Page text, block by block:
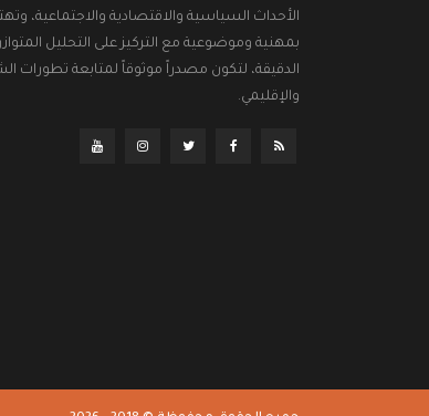
الأحداث السياسية والاقتصادية والاجتماعية،
بمهنية وموضوعية مع التركيز على التحليل
الدقيقة، لتكون مصدراً موثوقاً لمتابعة تطورات
والإقليمي.